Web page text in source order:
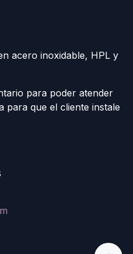
acero inoxidable, HPL y
para poder atender
para que el cliente instale